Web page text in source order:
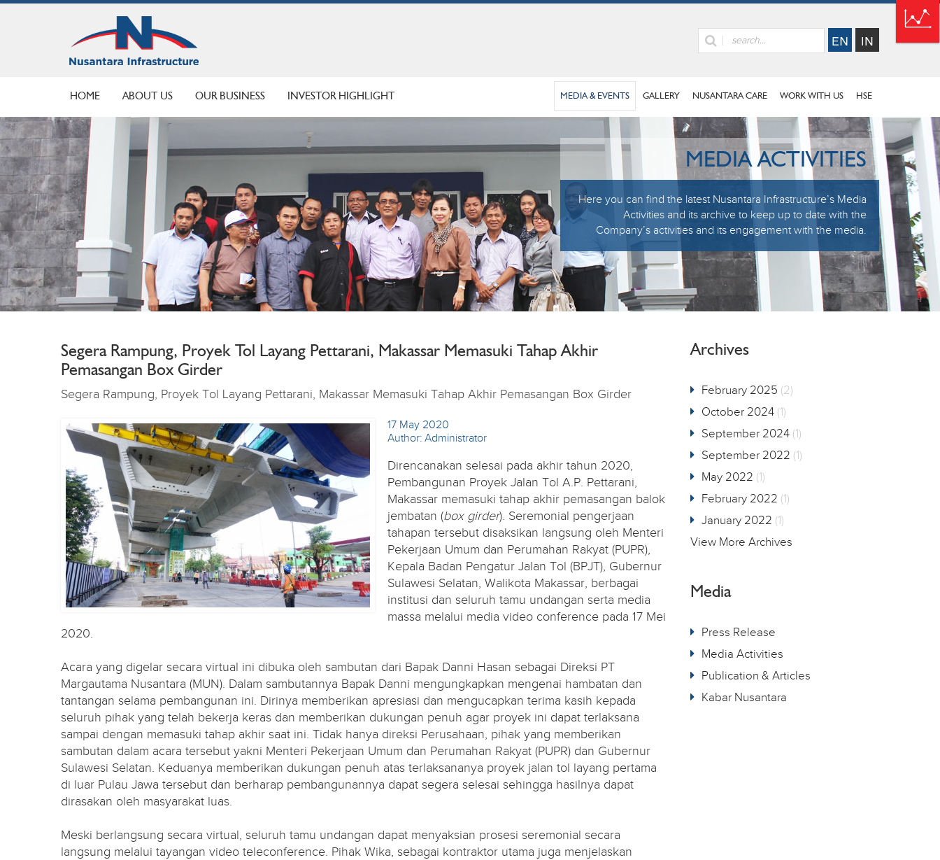
HOME ABOUT US OUR BUSINESS INVESTOR HIGHLIGHT MEDIA & EVENTS GALLERY NUSANTARA CARE WORK WITH US HSE
MEDIA ACTIVITIES
Here you can find the latest Nusantara Infrastructure’s Media
Activities and its archive to keep up to date with the
Company’s activities and its engagement with the media.
Segera Rampung, Proyek Tol Layang Pettarani, Makassar Memasuki Tahap Akhir
Pemasangan Box Girder
Segera Rampung, Proyek Tol Layang Pettarani, Makassar Memasuki Tahap Akhir Pemasangan Box Girder
17 May 2020
Author: Administrator
Direncanakan selesai pada akhir tahun 2020,
Pembangunan Proyek Jalan Tol A.P. Pettarani,
Makassar memasuki tahap akhir pemasangan balok
jembatan (box girder). Seremonial pengerjaan
tahapan tersebut disaksikan langsung oleh Menteri
Pekerjaan Umum dan Perumahan Rakyat (PUPR),
Kepala Badan Pengatur Jalan Tol (BPJT), Gubernur
Sulawesi Selatan, Walikota Makassar, berbagai
institusi dan seluruh tamu undangan serta media
massa melalui media video conference pada 17 Mei
2020.
Acara yang digelar secara virtual ini dibuka oleh sambutan dari Bapak Danni Hasan sebagai Direksi PT
Margautama Nusantara (MUN). Dalam sambutannya Bapak Danni mengungkapkan mengenai hambatan dan
tantangan selama pembangunan ini. Dirinya memberikan apresiasi dan mengucapkan terima kasih kepada
seluruh pihak yang telah bekerja keras dan memberikan dukungan penuh agar proyek ini dapat terlaksana
sampai dengan memasuki tahap akhir saat ini. Tidak hanya direksi Perusahaan, pihak yang memberikan
sambutan dalam acara tersebut yakni Menteri Pekerjaan Umum dan Perumahan Rakyat (PUPR) dan Gubernur
Sulawesi Selatan. Keduanya memberikan dukungan penuh atas terlaksananya proyek jalan tol layang pertama
di luar Pulau Jawa tersebut dan berharap pembangunannya dapat segera selesai sehingga hasilnya dapat
dirasakan oleh masyarakat luas.
Meski berlangsung secara virtual, seluruh tamu undangan dapat menyaksian prosesi seremonial secara
langsung melalui tayangan video teleconference. Pihak Wika, sebagai kontraktor utama juga menjelaskan
Archives
February 2025 (2)
October 2024 (1)
September 2024 (1)
September 2022 (1)
May 2022 (1)
February 2022 (1)
January 2022 (1)
View More Archives
Media
Press Release
Media Activities
Publication & Articles
Kabar Nusantara